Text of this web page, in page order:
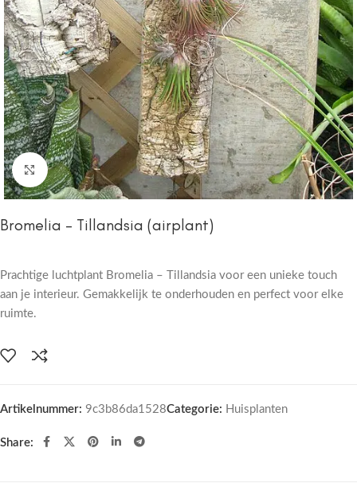
Click to enlarge
Bromelia – Tillandsia (airplant)
Prachtige luchtplant Bromelia – Tillandsia voor een unieke touch
aan je interieur. Gemakkelijk te onderhouden en perfect voor elke
ruimte.
Artikelnummer: 9c3b86da1528Categorie: Huisplanten
Share: